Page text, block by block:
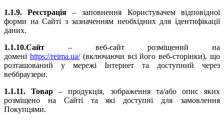
1.1.9. Реєстрація – заповнення Користувачем відповідної
форми на Сайті з зазначенням необхідних для ідентифікації
даних.
1.1.10.Сайт – веб-сайт розміщений на
домені https://reima.ua/(включаючи всі його веб-сторінки), що
розташований у мережі Інтернет та доступний через
веббраузери.
1.1.11. Товар – продукція, зображення та/або опис яких
розміщено на Сайті та які доступні для замовлення
Покупцями.